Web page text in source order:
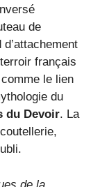
de
français
le lien
du
du Devoir. La
de la